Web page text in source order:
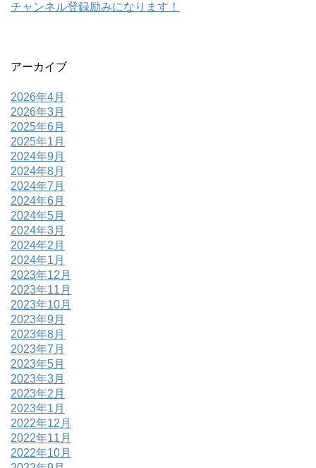
チャンネル登録励みになります！
アーカイブ
2026年4月
2026年3月
2025年6月
2025年1月
2024年9月
2024年8月
2024年7月
2024年6月
2024年5月
2024年3月
2024年2月
2024年1月
2023年12月
2023年11月
2023年10月
2023年9月
2023年8月
2023年7月
2023年5月
2023年3月
2023年2月
2023年1月
2022年12月
2022年11月
2022年10月